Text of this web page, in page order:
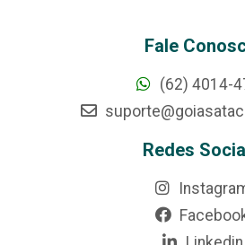
Fale
(62) 4014-
Redes